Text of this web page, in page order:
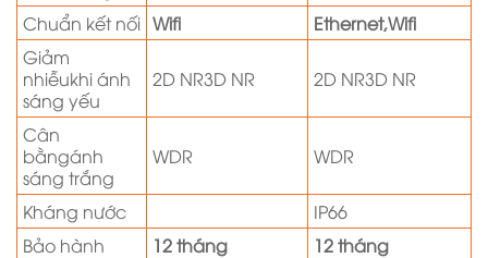
Chuẩn kết nối Wifi
Ethernet,Wifi
Giảm
nhiễukhi ánh
sáng yếu
2D NR3D NR 2D NR3D NR
Cân
bằngánh
sáng trắng
WDR WDR
Kháng nước
IP66
Bảo hành
12 tháng
12 tháng